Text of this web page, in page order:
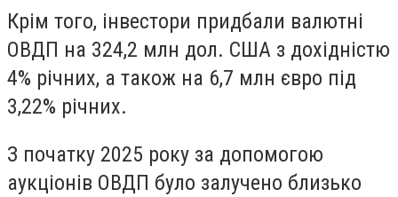
Крім того, інвестори придбали валютні
ОВДП на 324,2 млн дол. США з дохідністю
4% річних, а також на 6,7 млн євро під
3,22% річних.
З початку 2025 року за допомогою
аукціонів ОВДП було залучено близько